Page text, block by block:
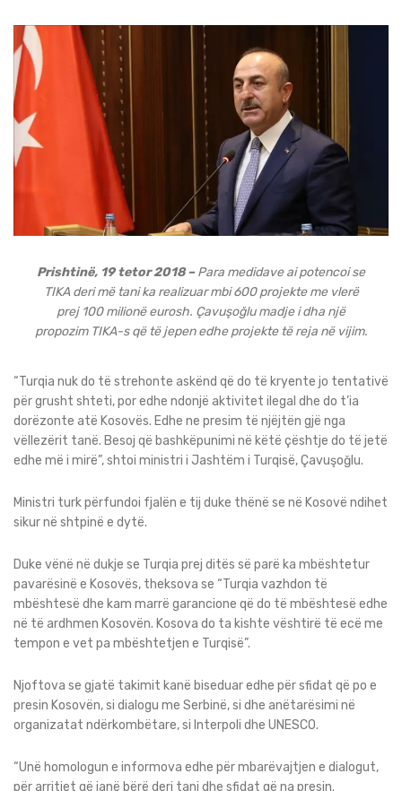
Prishtinë, 19 tetor 2018 –Para medidave ai potencoi se
TIKA deri më tani ka realizuar mbi 600 projekte me vlerë
prej 100 milionë eurosh. Çavuşoğlu madje i dha një
propozim TIKA-s që të jepen edhe projekte të reja në vijim.
“Turqia nuk do të strehonte askënd që do të kryente jo tentativë
për grusht shteti, por edhe ndonjë aktivitet ilegal dhe do t’ia
dorëzonte atë Kosovës. Edhe ne presim të njëjtën gjë nga
vëllezërit tanë. Besoj që bashkëpunimi në këtë çështje do të jetë
edhe më i mirë”, shtoi ministri i Jashtëm i Turqisë, Çavuşoğlu.
Ministri turk përfundoi fjalën e tij duke thënë se në Kosovë ndihet
sikur në shtpinë e dytë.
Duke vënë në dukje se Turqia prej ditës së parë ka mbështetur
pavarësinë e Kosovës, theksova se “Turqia vazhdon të
mbështesë dhe kam marrë garancione që do të mbështesë edhe
në të ardhmen Kosovën. Kosova do ta kishte vështirë të ecë me
tempon e vet pa mbështetjen e Turqisë”.
Njoftova se gjatë takimit kanë biseduar edhe për sfidat që po e
presin Kosovën, si dialogu me Serbinë, si dhe anëtarësimi në
organizatat ndërkombëtare, si Interpoli dhe UNESCO.
“Unë homologun e informova edhe për mbarëvajtjen e dialogut,
për arritjet që janë bërë deri tani dhe sfidat që na presin.